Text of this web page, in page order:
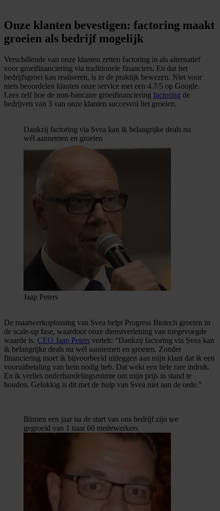
Onze klanten bevestigen: factoring maakt
groeien als bedrijf mogelijk
Verschillende van onze klanten zetten factoring in als alternatief
voor groeifinanciering via traditionele financiers. En dat het
bedrijfsgroei kan realiseren, is in de praktijk bewezen. Niet voor
niets beoordelen klanten onze service met een 4.7/5 op Google.
Lees zelf hoe de non-bancaire groeifinanciering factoring de
bedrijven van 3 van onze klanten succesvol liet groeien.
Dankzij factoring via Svea kan ik belangrijke deals nu
wél aannemen en groeien
Jaap Peters
De maatwerkoplossing van Svea helpt Progress Biotech groeien in
de scale-up fase, waardoor onze dienstverlening van toegevoegde
waarde is. CEO Jaap Peters vertelt: “Dankzij factoring via Svea kan
ik belangrijke deals nu wél aannemen en groeien. Zonder
financiering moet ik bijvoorbeeld uitleggen aan mijn klant dat ik een
vooruitbetaling van hem nodig heb. Dat wekt een hele rare indruk.
En ik verlies onderhandelingsruimte om mijn prijs in stand te
houden. Gelukkig is dit met de hulp van Svea niet aan de orde.”
Binnen een jaar na de start van ons bedrijf zijn we
gegroeid van 1 naar 60 medewerkers